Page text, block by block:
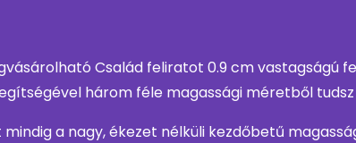
Család feliratot 0.9 cm vastagságú
három féle magassági méretből
a nagy, ékezet nélküli kezdőbetű